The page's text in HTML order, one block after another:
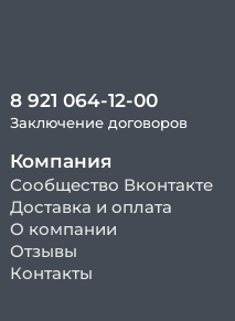
8 921 064-12-00
Заключение договоров
Компания
Сообщество Вконтакте
Доставка и оплата
О компании
Отзывы
Контакты